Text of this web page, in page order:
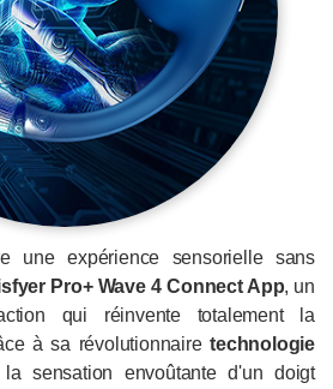
une expérience sensorielle sans
Pro+ Wave 4 Connect App, un
qui réinvente totalement la
à sa révolutionnairetechnologie
sensation envoûtante d'un doigt